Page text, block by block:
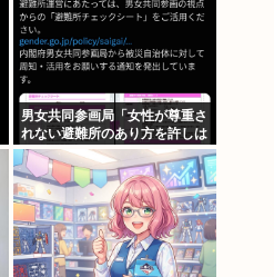
男女共同参画局「女性が尊重さ
れない避難所のあり方を許しは
しません、このチェックシート
を必ず遵守してください」